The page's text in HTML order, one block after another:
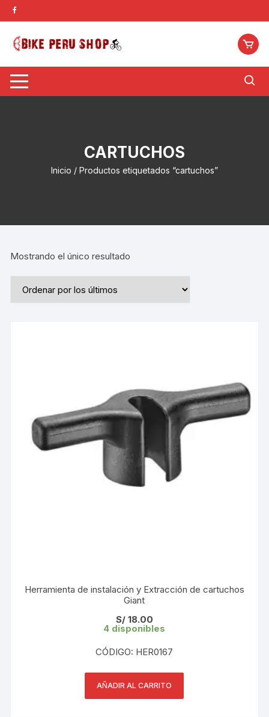
Saltar
al
contenido
CARTUCHOS
Inicio / Productos etiquetados “cartuchos”
Mostrando el único resultado
Herramienta de instalación y Extracción de cartuchos
Giant
S/18.00
4 disponibles
CÓDIGO: HER0167
AÑADIR AL CARRITO